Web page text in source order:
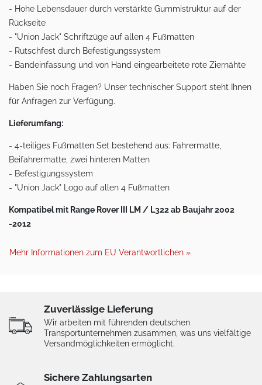
- Hohe Lebensdauer durch verstärkte Gummistruktur auf der
Rückseite
- "Union Jack" Schriftzüge auf allen 4 Fußmatten
- Rutschfest durch Befestigungssystem
- Bandeinfassung und von Hand eingearbeitete rote Ziernähte
Haben Sie noch Fragen? Unser technischer Support steht Ihnen
für Anfragen zur Verfügung.
Lieferumfang:
- 4-teiliges Fußmatten Set bestehend aus: Fahrermatte,
Beifahrermatte, zwei hinteren Matten
- Befestigungssystem
- "Union Jack" Logo auf allen 4 Fußmatten
Kompatibel mit Range Rover III LM / L322 ab Baujahr 2002
-2012
Mehr Informationen zum EU Verantwortlichen »
Zuverlässige Lieferung
Wir arbeiten mit führenden deutschen
Transportunternehmen zusammen, was uns vielfältige
Versandmöglichkeiten ermöglicht.
Sichere Zahlungsarten